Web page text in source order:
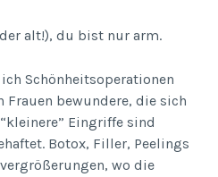
alt!), du bist nur arm.
Schönheitsoperationen
bewundere, die sich
Eingriffe sind
Botox, Filler, Peelings
wo die